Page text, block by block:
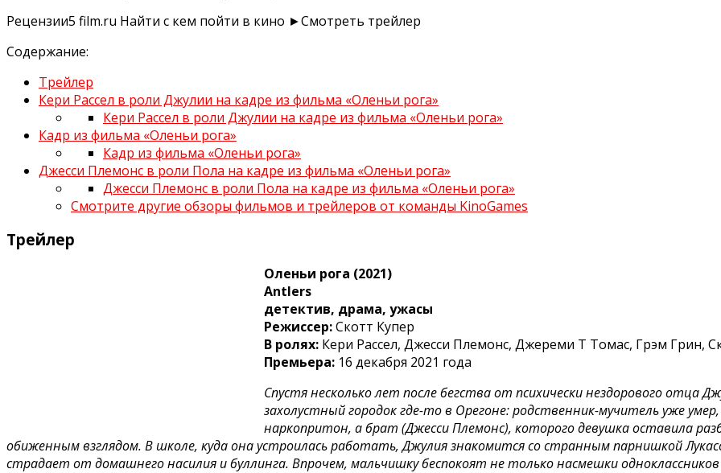
Рецензии5 film.ru Найти с кем пойти в кино ►Смотреть трейлер
Содержание:
Трейлер
Кери Рассел в роли Джулии на кадре из фильма «Оленьи рога»
Кери Рассел в роли Джулии на кадре из фильма «Оленьи рога»
Кадр из фильма «Оленьи рога»
Кадр из фильма «Оленьи рога»
Джесси Племонс в роли Пола на кадре из фильма «Оленьи рога»
Джесси Племонс в роли Пола на кадре из фильма «Оленьи рога»
Смотрите другие обзоры фильмов и трейлеров от команды KinoGames
Трейлер
Оленьи рога (2021)
Antlers
детектив, драма, ужасы
Режиссер:Скотт Купер
В ролях: Кери Рассел, Джесси Племонс, Джереми Т Томас, Грэм Грин,
Премьера: 16 декабря 2021 года
Спустя несколько лет после бегства от психически нездорового отца
захолустный городок где-то в Орегоне: родственник-мучитель уже
наркопритон, а брат (Джесси Племонс), которого девушка оставила
обиженным взглядом. В школе, куда она устроилась работать, Джулия знакомится со странным парнишкой
страдает от домашнего насилия и буллинга. Впрочем, мальчишку беспокоят не только насмешки